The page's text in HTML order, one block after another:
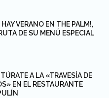
HAY VERANO EN THE PALM!,
DE SU MENÚ ESPECIAL
A LA «TRAVESÍA DE
EN EL RESTAURANTE